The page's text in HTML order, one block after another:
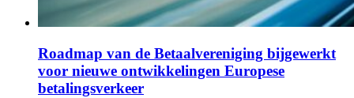
Roadmap van de Betaalvereniging bijgewerkt
voor nieuwe ontwikkelingen Europese
betalingsverkeer